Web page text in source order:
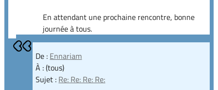
En attendant une prochaine rencontre, bonne
journée à tous.
De : Ennariam
À : (tous)
Sujet : Re: Re: Re: Re: